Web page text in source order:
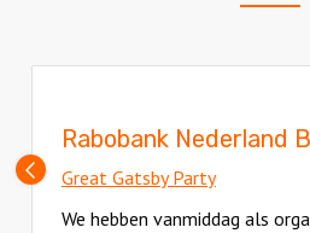
Vorige
slide
Rabobank Nederland
Great Gatsby Party
We hebben vanmiddag als